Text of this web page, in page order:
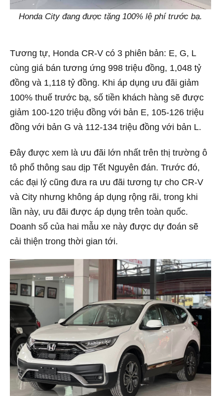
Honda City đang được tặng 100% lệ phí trước bạ.
Tương tự, Honda CR-V có 3 phiên bản: E, G, L
cùng giá bán tương ứng 998 triệu đồng, 1,048 tỷ
đồng và 1,118 tỷ đồng. Khi áp dụng ưu đãi giảm
100% thuế trước bạ, số tiền khách hàng sẽ được
giảm 100-120 triệu đồng với bản E, 105-126 triệu
đồng với bản G và 112-134 triệu đồng với bản L.
Đây được xem là ưu đãi lớn nhất trên thị trường ô
tô phổ thông sau dịp Tết Nguyên đán. Trước đó,
các đại lý cũng đưa ra ưu đãi tương tự cho CR-V
và City nhưng không áp dụng rộng rãi, trong khi
lần này, ưu đãi được áp dụng trên toàn quốc.
Doanh số của hai mẫu xe này được dự đoán sẽ
cải thiện trong thời gian tới.